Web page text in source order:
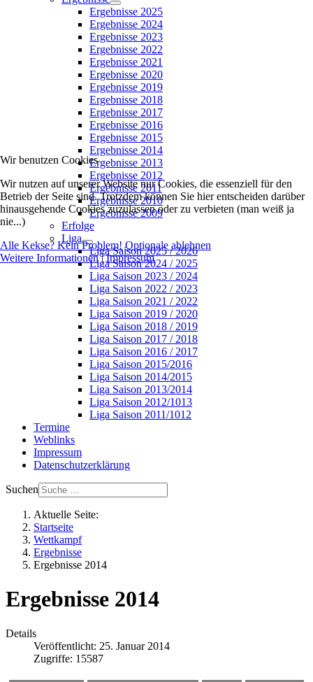
Ergebnisse 2025
Ergebnisse 2024
Ergebnisse 2023
Ergebnisse 2022
Ergebnisse 2021
Ergebnisse 2020
Ergebnisse 2019
Ergebnisse 2018
Ergebnisse 2017
Ergebnisse 2016
Ergebnisse 2015
Ergebnisse 2014
Ergebnisse 2013
Ergebnisse 2012
Ergebnisse 2011
Ergebnisse 2010
Ergebnisse 2009
Erfolge
Liga
Liga Saison 2025 / 2026
Liga Saison 2024 / 2025
Liga Saison 2023 / 2024
Liga Saison 2022 / 2023
Liga Saison 2021 / 2022
Liga Saison 2019 / 2020
Liga Saison 2018 / 2019
Liga Saison 2017 / 2018
Liga Saison 2016 / 2017
Liga Saison 2015/2016
Liga Saison 2014/2015
Liga Saison 2013/2014
Liga Saison 2012/1013
Liga Saison 2011/1012
Termine
Weblinks
Impressum
Datenschutzerklärung
Suchen
Aktuelle Seite:
Startseite
Wettkampf
Ergebnisse
Ergebnisse 2014
Ergebnisse 2014
Details
Veröffentlicht: 25. Januar 2014
Zugriffe: 15587
Wir benutzen Cookies
Wir nutzen auf unserer Website nur Cookies, die essenziell für den
Betrieb der Seite sind. Trotzdem können Sie hier entscheiden darüber
hinausgehende Cookies zuzulassen oder zu verbieten (man weiß ja
nie...)
Alle Kekse? Kein Problem! Optionale ablehnen
Weitere Informationen|Impressum